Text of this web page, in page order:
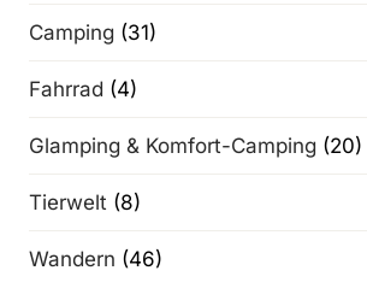
Camping (31)
Fahrrad (4)
Glamping & Komfort-Camping (20)
Tierwelt (8)
Wandern (46)